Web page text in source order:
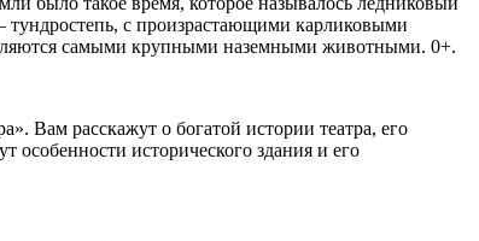
тундростепь, с произрастающими карликовыми
самыми крупными наземными животными. 0+.
Вам расскажут о богатой истории театра, его
исторического здания и его